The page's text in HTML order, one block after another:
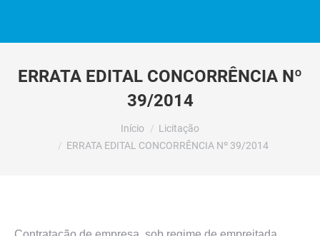
ERRATA EDITAL CONCORRÊNCIA Nº
39/2014
Início
Licitação
ERRATA EDITAL CONCORRÊNCIA Nº 39/2014